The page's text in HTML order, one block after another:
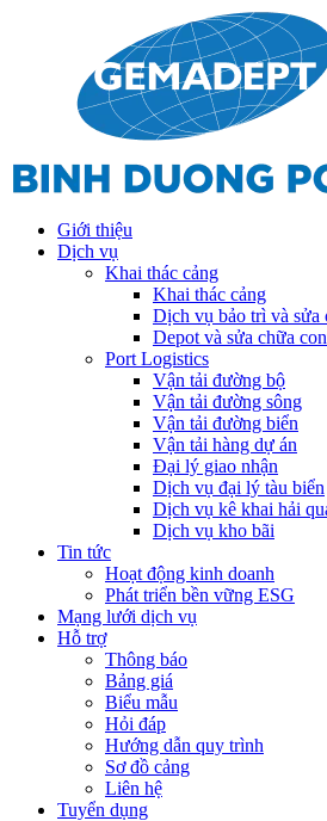
Giới thiệu
Dịch vụ
Khai thác cảng
Khai thác cảng
Dịch vụ bảo trì và sửa
Depot và sửa chữa
Port Logistics
Vận tải đường bộ
Vận tải đường sông
Vận tải đường biển
Vận tải hàng dự án
Đại lý giao nhận
Dịch vụ đại lý tàu biển
Dịch vụ kê khai hải
Dịch vụ kho bãi
Tin tức
Hoạt động kinh doanh
Phát triển bền vững ESG
Mạng lưới dịch vụ
Hỗ trợ
Thông báo
Bảng giá
Biểu mẫu
Hỏi đáp
Hướng dẫn quy trình
Sơ đồ cảng
Liên hệ
Tuyển dụng